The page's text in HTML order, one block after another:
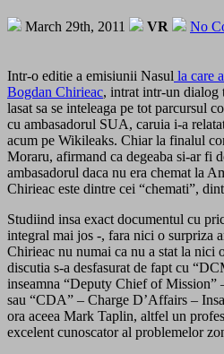
March 29th, 2011 VR No
Intr-o editie a emisiunii Nasul la care
Bogdan Chirieac, intrat intr-un dialog
lasat sa se inteleaga pe tot parcursul
cu ambasadorul SUA, caruia i-a
acum pe Wikileaks. Chiar la finalul
Moraru, afirmand ca degeaba si-ar fi
ambasadorul daca nu era chemat la
Chirieac este dintre cei “chemati”,
Studiind insa exact documentul cu
integral mai jos -, fara nici o surpriza
Chirieac nu numai ca nu a stat la nici
discutia s-a desfasurat de fapt cu
inseamna “Deputy Chief of Mission”
sau “CDA” – Charge D’Affairs –
ora aceea Mark Taplin, altfel un
excelent cunoscator al problemelor